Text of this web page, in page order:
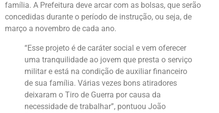
família. A Prefeitura deve arcar com as bolsas, que serão
concedidas durante o período de instrução, ou seja, de
março a novembro de cada ano.
“Esse projeto é de caráter social e vem oferecer
uma tranquilidade ao jovem que presta o serviço
militar e está na condição de auxiliar financeiro
de sua família. Várias vezes bons atiradores
deixaram o Tiro de Guerra por causa da
necessidade de trabalhar”, pontuou João